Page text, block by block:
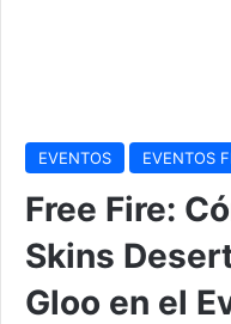
EVENTOS EVENTOS
Free Fire:
Skins
Gloo en el